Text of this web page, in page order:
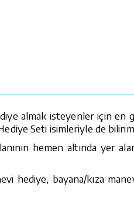
almak isteyenler için en
Seti isimleriyle de
hemen altında yer
hediye, bayana/kıza